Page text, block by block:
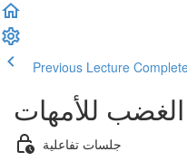
Previous Lecture
الغضب للأمهات
جلسات تفاعلية